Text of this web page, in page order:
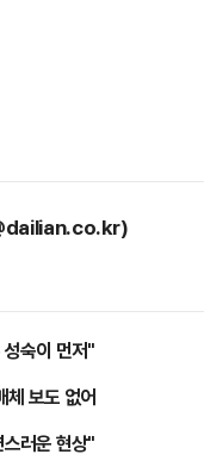
숙이 먼저"
체 보도 없어
러운 현상"